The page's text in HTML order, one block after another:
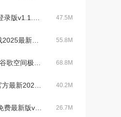
47.5M
55.8M
68.8M
40.2M
26.7M